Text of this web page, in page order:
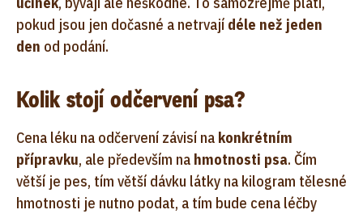
pokud jsou jen dočasné a netrvají déle než jeden
den od podání.
Kolik stojí odčervení psa?
Cena léku na odčervení závisí na konkrétním
přípravku, ale především na hmotnosti psa. Čím
větší je pes, tím větší dávku látky na kilogram tělesné
hmotnosti je nutno podat, a tím bude cena léčby